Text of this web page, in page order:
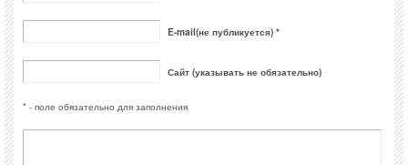
E-mail(не публикуется) *
Сайт (указывать не обязательно)
* - поле обязательно для заполнения